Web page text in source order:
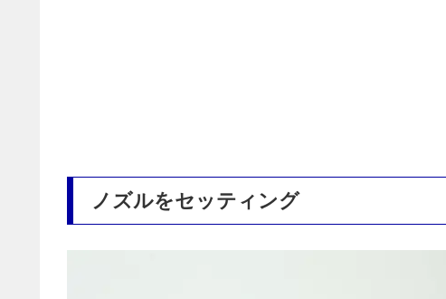
ノズルをセッティング